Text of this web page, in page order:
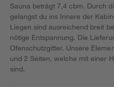
Sauna beträgt 7,4 cbm. Durch
gelangst du ins Innere der
Liegen sind ausreichend breit
nötige Entspannung. Die
Ofenschutzgitter. Unsere
und 2 Seiten, welche mit einer
sind.